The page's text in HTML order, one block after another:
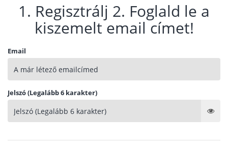
1. Regisztrálj 2. Foglald le a
kiszemelt email címet!
Email
Jelszó (Legalább 6 karakter)